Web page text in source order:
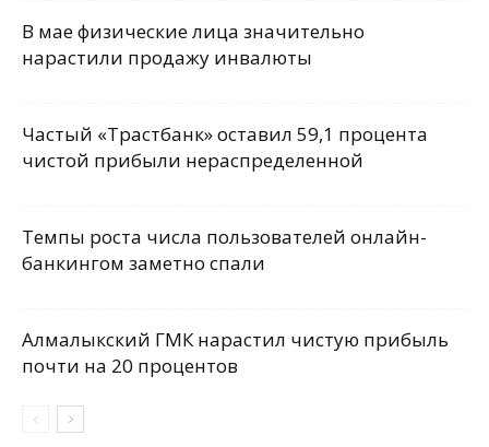
В мае физические лица значительно
нарастили продажу инвалюты
Частый «Трастбанк» оставил 59,1 процента
чистой прибыли нераспределенной
Темпы роста числа пользователей онлайн-
банкингом заметно спали
Алмалыкский ГМК нарастил чистую прибыль
почти на 20 процентов